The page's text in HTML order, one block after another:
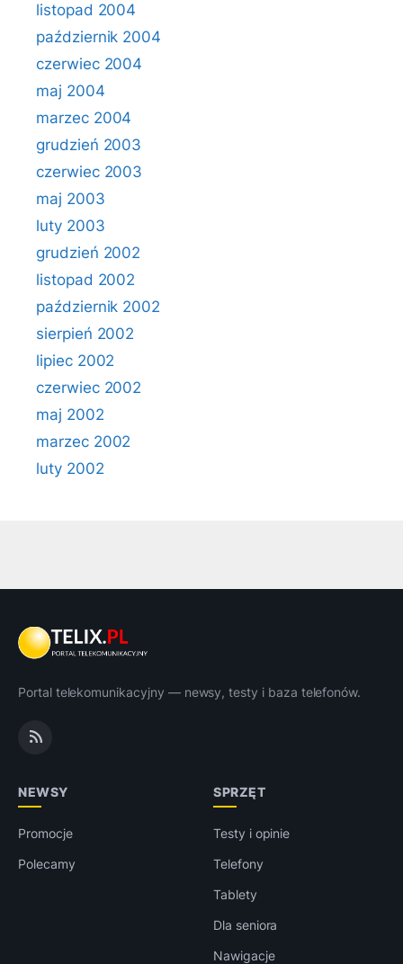
listopad 2004
październik 2004
czerwiec 2004
maj 2004
marzec 2004
grudzień 2003
czerwiec 2003
maj 2003
luty 2003
grudzień 2002
listopad 2002
październik 2002
sierpień 2002
lipiec 2002
czerwiec 2002
maj 2002
marzec 2002
luty 2002
Portal telekomunikacyjny — newsy, testy i baza telefonów.
NEWSY
Promocje
Polecamy
SPRZĘT
Testy i opinie
Telefony
Tablety
Dla seniora
Nawigacje